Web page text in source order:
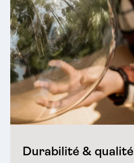
Durabilité & qualité